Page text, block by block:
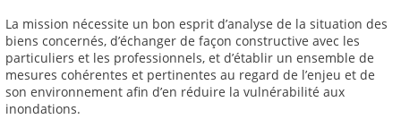
La mission nécessite un bon esprit d’analyse de la situation des
biens concernés, d’échanger de façon constructive avec les
particuliers et les professionnels, et d’établir un ensemble de
mesures cohérentes et pertinentes au regard de l’enjeu et de
son environnement afin d’en réduire la vulnérabilité aux
inondations.